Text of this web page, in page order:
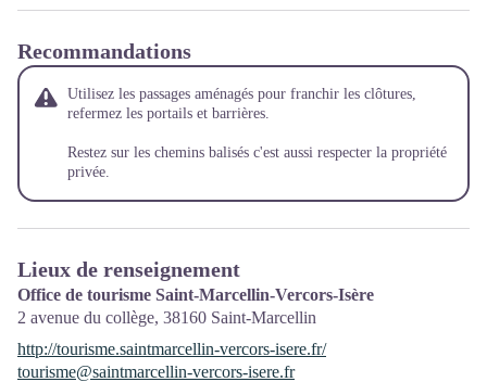
Recommandations
Utilisez les passages aménagés pour franchir les clôtures,
refermez les portails et barrières.
Restez sur les chemins balisés c'est aussi respecter la propriété
privée.
Lieux de renseignement
Office de tourisme Saint-Marcellin-Vercors-Isère
2 avenue du collège, 38160 Saint-Marcellin
http://tourisme.saintmarcellin-vercors-isere.fr/
tourisme@saintmarcellin-vercors-isere.fr